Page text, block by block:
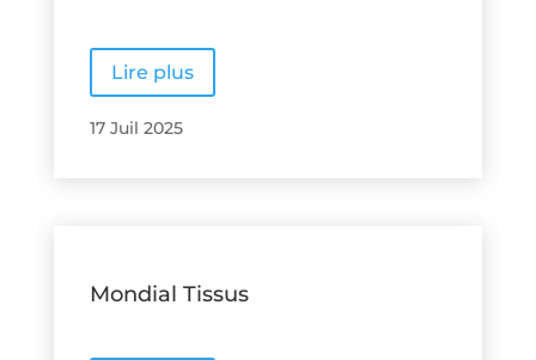
Lire plus
17 Juil 2025
Mondial Tissus